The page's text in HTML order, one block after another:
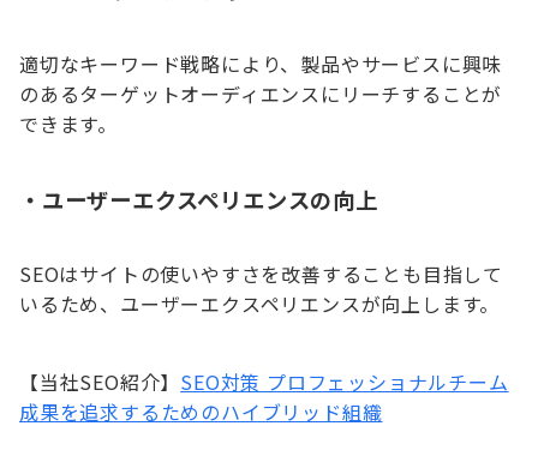
適切なキーワード戦略により、製品やサービスに興味
のあるターゲットオーディエンスにリーチすることが
できます。
・ ユーザーエクスペリエンスの向上
SEOはサイトの使いやすさを改善することも目指して
いるため、ユーザーエクスペリエンスが向上します。
【当社SEO紹介】 SEO対策 プロフェッショナルチーム
成果を追求するためのハイブリッド組織